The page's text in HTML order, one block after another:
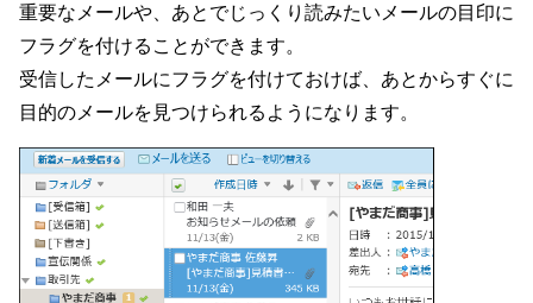
重要なメールや、あとでじっくり読みたいメールの目印に
フラグを付けることができます。
受信したメールにフラグを付けておけば、あとからすぐに
目的のメールを見つけられるようになります。